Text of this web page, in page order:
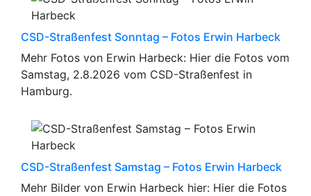
CSD-Straßenfest Sonntag – Fotos Erwin Harbeck
Mehr Fotos von Erwin Harbeck: Hier die Fotos vom
Samstag, 2.8.2026 vom CSD-Straßenfest in
Hamburg.
CSD-Straßenfest Samstag – Fotos Erwin Harbeck
Mehr Bilder von Erwin Harbeck hier: Hier die Fotos